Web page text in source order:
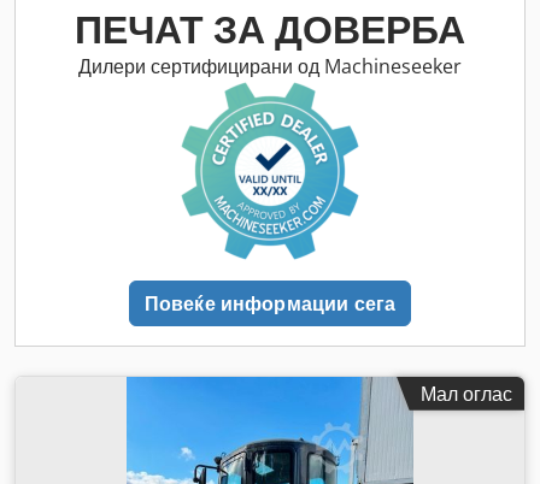
ПЕЧАТ ЗА ДОВЕРБА
Дилери сертифицирани од Machineseeker
Повеќе информации сега
Мал оглас